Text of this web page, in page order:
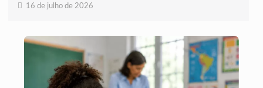
16 de julho de 2026